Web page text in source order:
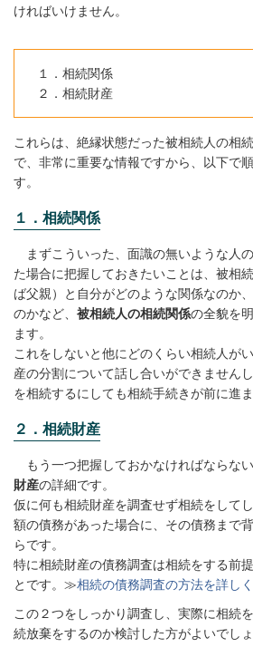
ければいけません。
１．相続関係
２．相続財産
これらは、絶縁状態だった被相続人の相
で、非常に重要な情報ですから、以下で
す。
１．相続関係
まずこういった、面識の無いような人
た場合に把握しておきたいことは、被相
ば父親）と自分がどのような関係なのか
のかなど、 被相続人の相続関係の全貌を
ます。
これをしないと他にどのくらい相続人が
産の分割について話し合いができません
を相続するにしても相続手続きが前に進
２．相続財産
もう一つ把握しておかなければならない
財産の詳細です。
仮に何も相続財産を調査せず相続をして
額の債務があった場合に、その債務まで
らです。
特に相続財産の債務調査は相続をする前
とです。≫相続の債務調査の方法を詳しく
この２つをしっかり調査し、実際に相続
続放棄をするのか検討した方がよいでしょ